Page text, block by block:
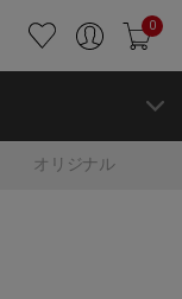
0
オリジナル